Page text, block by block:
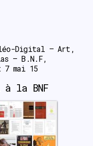
Digital – Art,
– B.N.F,
mai 15
la BNF